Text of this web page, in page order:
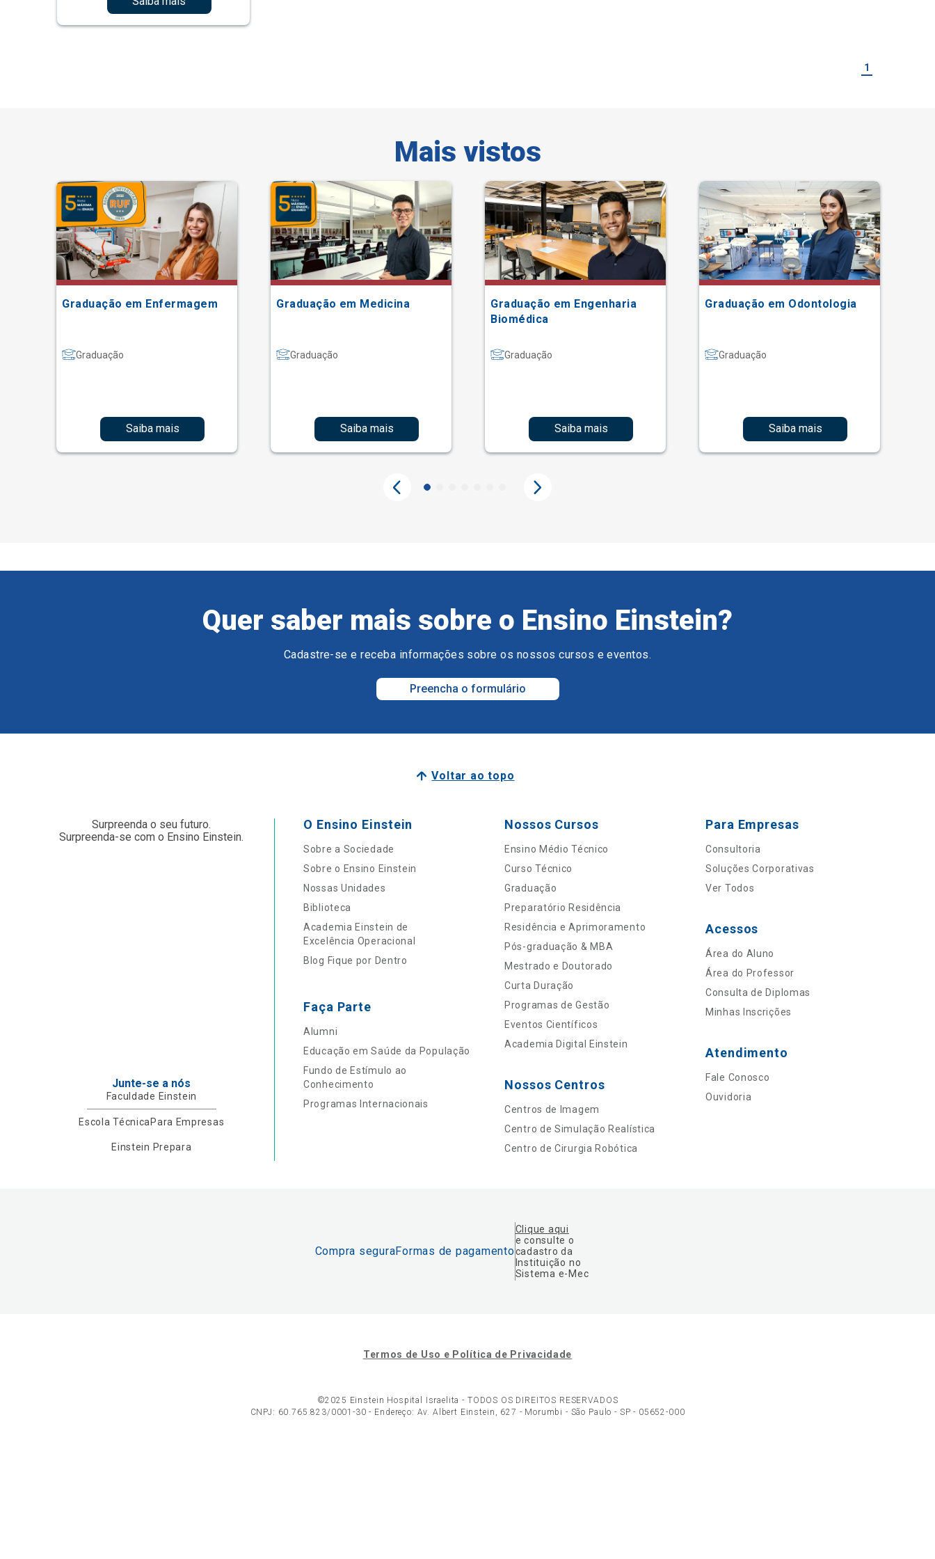
1
Mais vistos
Graduação em Enfermagem
Graduação
Saiba mais
Graduação em Medicina
Graduação
Saiba mais
Graduação em Engenharia
Biomédica
Graduação
Saiba mais
Graduação em Odontologia
Graduação
Saiba mais
Quer saber mais sobre o Ensino Einstein?
Cadastre-se e receba informações sobre os nossos cursos e eventos.
Preencha o formulário
Voltar ao topo
Surpreenda o seu futuro.
Surpreenda-se com o Ensino Einstein.
Junte-se a nós
Faculdade Einstein
Escola Técnica Para Empresas
Einstein Prepara
O Ensino Einstein
Sobre a Sociedade
Sobre o Ensino Einstein
Nossas Unidades
Biblioteca
Academia Einstein de
Excelência Operacional
Blog Fique por Dentro
Faça Parte
Alumni
Educação em Saúde da População
Fundo de Estímulo ao
Conhecimento
Programas Internacionais
Nossos Cursos
Ensino Médio Técnico
Curso Técnico
Graduação
Preparatório Residência
Residência e Aprimoramento
Pós-graduação & MBA
Mestrado e Doutorado
Curta Duração
Programas de Gestão
Eventos Científicos
Academia Digital Einstein
Nossos Centros
Centros de Imagem
Centro de Simulação Realística
Centro de Cirurgia Robótica
Para Empresas
Consultoria
Soluções Corporativas
Ver Todos
Acessos
Área do Aluno
Área do Professor
Consulta de Diplomas
Minhas Inscrições
Atendimento
Fale Conosco
Ouvidoria
Compra seguraFormas de pagamento
Clique aqui
e consulte o
cadastro da
Instituição no
Sistema e-Mec
Termos de Uso e Política de Privacidade
©2025 Einstein Hospital Israelita - TODOS OS DIREITOS RESERVADOS
CNPJ: 60.765.823/0001-30 - Endereço: Av. Albert Einstein, 627 - Morumbi - São Paulo - SP - 05652-000